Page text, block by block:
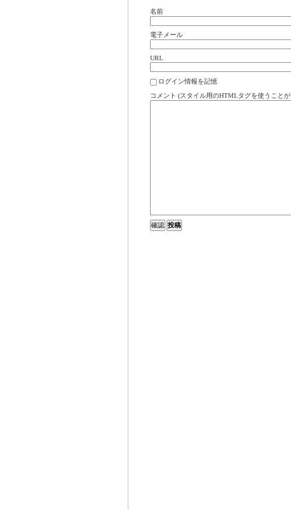
名前
電子メール
URL
ログイン情報を記憶
コメント (スタイル用のHTMLタグを使うこと